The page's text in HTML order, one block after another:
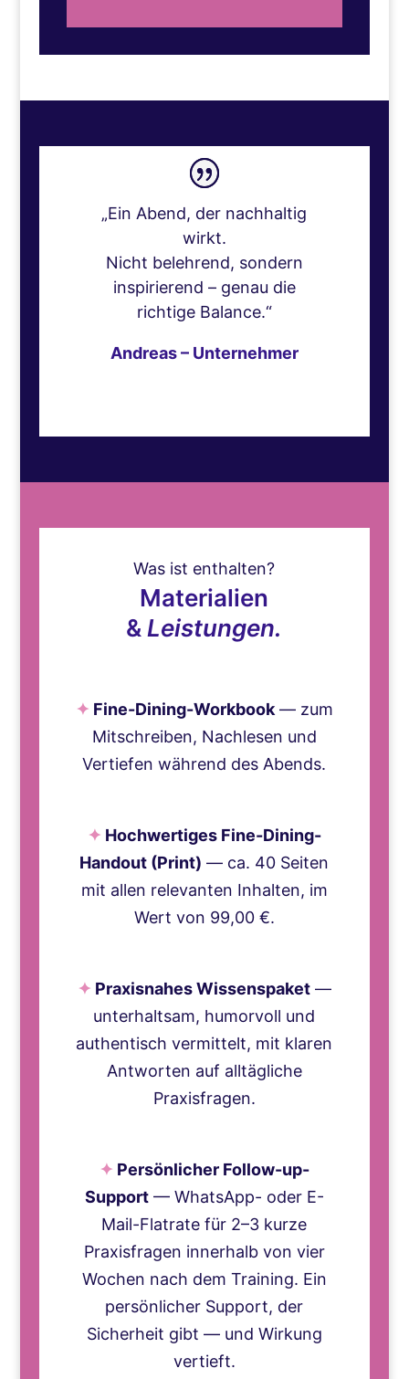
„Ein Abend, der nachhaltig
wirkt.
Nicht belehrend, sondern
inspirierend – genau die
richtige Balance.“
Andreas – Unternehmer
Was ist enthalten?
Materialien
& Leistungen.
✦ Fine-Dining-Workbook — zum
Mitschreiben, Nachlesen und
Vertiefen während des Abends.
✦ Hochwertiges Fine-Dining-
Handout (Print) — ca. 40 Seiten
mit allen relevanten Inhalten, im
Wert von 99,00 €.
✦ Praxisnahes Wissenspaket —
unterhaltsam, humorvoll und
authentisch vermittelt, mit klaren
Antworten auf alltägliche
Praxisfragen.
✦ Persönlicher Follow-up-
Support — WhatsApp- oder E-
Mail-Flatrate für 2–3 kurze
Praxisfragen innerhalb von vier
Wochen nach dem Training. Ein
persönlicher Support, der
Sicherheit gibt — und Wirkung
vertieft.